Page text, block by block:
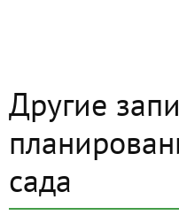
Другие
сада